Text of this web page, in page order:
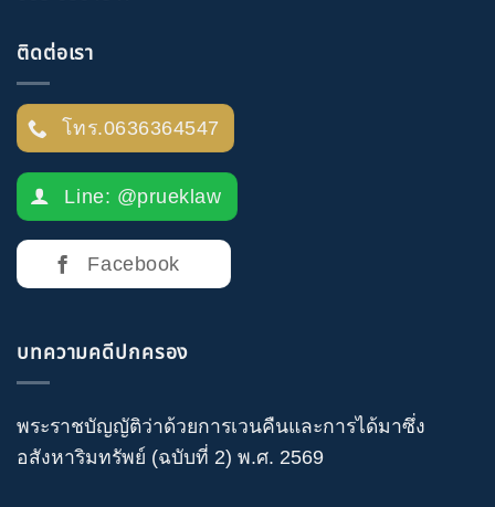
ติดต่อเรา
โทร.0636364547
Line: @prueklaw
Facebook
บทความคดีปกครอง
พระราชบัญญัติว่าด้วยการเวนคืนและการได้มาซึ่ง
อสังหาริมทรัพย์ (ฉบับที่ 2) พ.ศ. 2569